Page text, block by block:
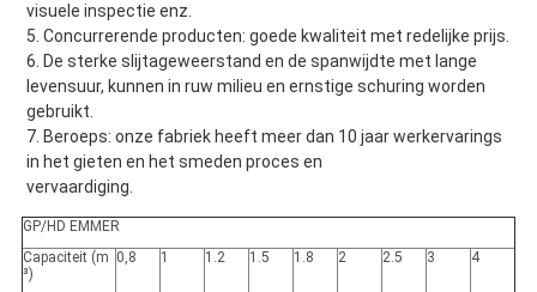
visuele inspectie enz.
5. Concurrerende producten: goede kwaliteit met redelijke prijs.
6. De sterke slijtageweerstand en de spanwijdte met lange
levensuur, kunnen in ruw milieu en ernstige schuring worden
gebruikt.
7. Beroeps: onze fabriek heeft meer dan 10 jaar werkervarings
in het gieten en het smeden proces en
vervaardiging.
GP/HD EMMER
Capaciteit (m
³)
0,8 1 1.2 1.5 1.8 2 2.5 3 4